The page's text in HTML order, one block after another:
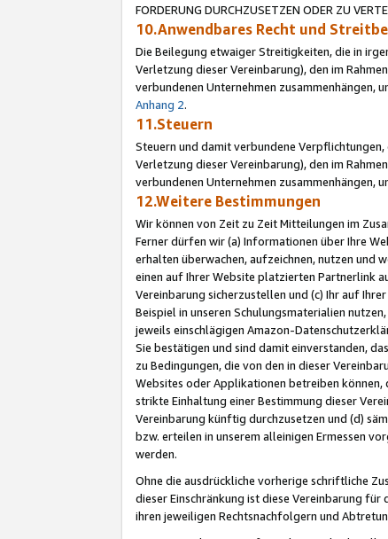
FORDERUNG DURCHZUSETZEN ODER ZU
10.Anwendbares Recht und
Die Beilegung etwaiger Streitigkeiten, die in
Verletzung dieser Vereinbarung), den im
verbundenen Unternehmen zusammenhängen,
Anhang 2.
11.Steuern
Steuern und damit verbundene
Verletzung dieser Vereinbarung), den im
verbundenen Unternehmen zusammenhängen,
12.Weitere Bestimmungen
Wir können von Zeit zu Zeit Mitteilungen im
Ferner dürfen wir (a) Informationen über Ihre
erhalten überwachen, aufzeichnen, nutzen und
einen auf Ihrer Website platzierten Partnerlink
Vereinbarung sicherzustellen und (c) Ihr auf
Beispiel in unseren Schulungsmaterialien
jeweils einschlägigen Amazon-
Sie bestätigen und sind damit einverstanden,
zu Bedingungen, die von den in dieser
Websites oder Applikationen betreiben können,
strikte Einhaltung einer Bestimmung dieser
Vereinbarung künftig durchzusetzen und (d)
bzw. erteilen in unserem alleinigen Ermessen
werden.
Ohne die ausdrückliche vorherige schriftliche
dieser Einschränkung ist diese Vereinbarung
ihren jeweiligen Rechtsnachfolgern und